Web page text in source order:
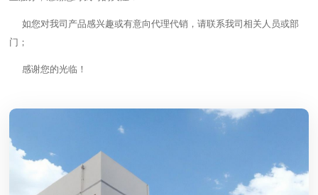
如您对我司产品感兴趣或有意向代理代销，请联系我司相关人员或部
门；
感谢您的光临！